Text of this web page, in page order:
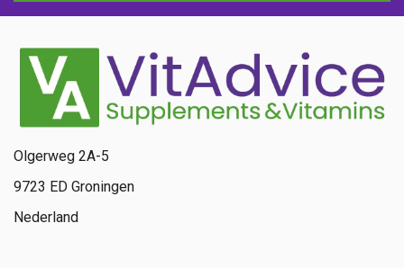
Olgerweg 2A-5
9723 ED Groningen
Nederland